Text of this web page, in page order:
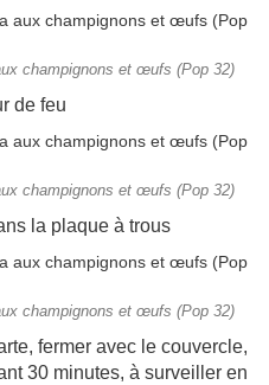
champignons et œufs (Pop 32)
de feu
champignons et œufs (Pop 32)
la plaque à trous
champignons et œufs (Pop 32)
fermer avec le couvercle,
30 minutes, à surveiller en